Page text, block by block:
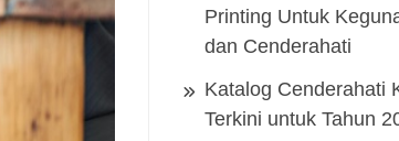
Printing Untuk
dan Cenderahati
Katalog Cenderahati
Terkini untuk Tahun